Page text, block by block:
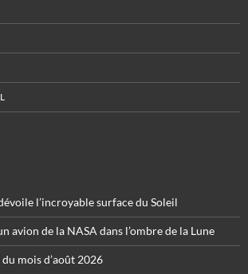
l’incroyable surface du Soleil
avion de la NASA dans l’ombre de la Lune
mois d’août 2026